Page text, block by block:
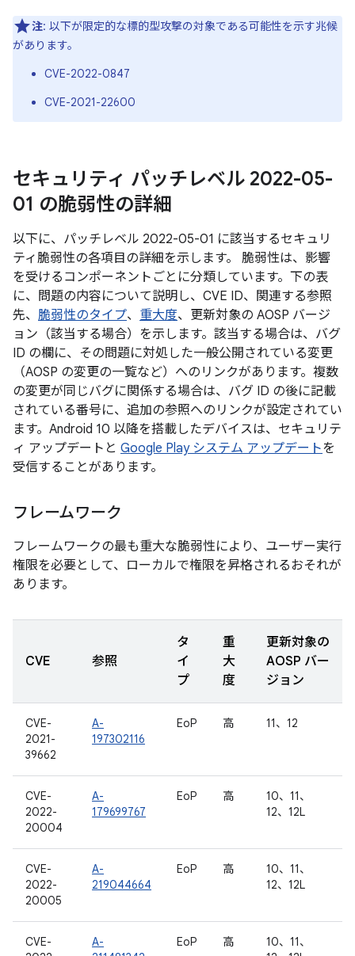
注: 以下が限定的な標的型攻撃の対象である可能性を示す兆候
があります。
CVE-2022-0847
CVE-2021-22600
セキュリティ パッチレベル 2022-05-
01 の脆弱性の詳細
以下に、パッチレベル 2022-05-01 に該当するセキュリ
ティ脆弱性の各項目の詳細を示します。 脆弱性は、影響
を受けるコンポーネントごとに分類しています。下の表
に、問題の内容について説明し、CVE ID、関連する参照
先、 脆弱性のタイプ、 重大度、更新対象の AOSP バージ
ョン（該当する場合）を示します。該当する場合は、バグ
ID の欄に、その問題に対処した一般公開されている変更
（AOSP の変更の一覧など）へのリンクがあります。複数
の変更が同じバグに関係する場合は、バグ ID の後に記載
されている番号に、追加の参照へのリンクが設定されてい
ます。Android 10 以降を搭載したデバイスは、セキュリテ
ィ アップデートと Google Play システム アップデートを
受信することがあります。
フレームワーク
フレームワークの最も重大な脆弱性により、ユーザー実行
権限を必要として、ローカルで権限を昇格されるおそれが
あります。
CVE 参照
タ
イ
プ
重
大
度
更新対象の
AOSP バー
ジョン
CVE-
2021-
39662
A-
197302116
EoP 高 11、12
CVE-
2022-
20004
A-
179699767
EoP 高
10、11、
12、12L
CVE-
2022-
20005
A-
219044664
EoP 高
10、11、
12、12L
CVE-
A-
EoP 高
10、11、